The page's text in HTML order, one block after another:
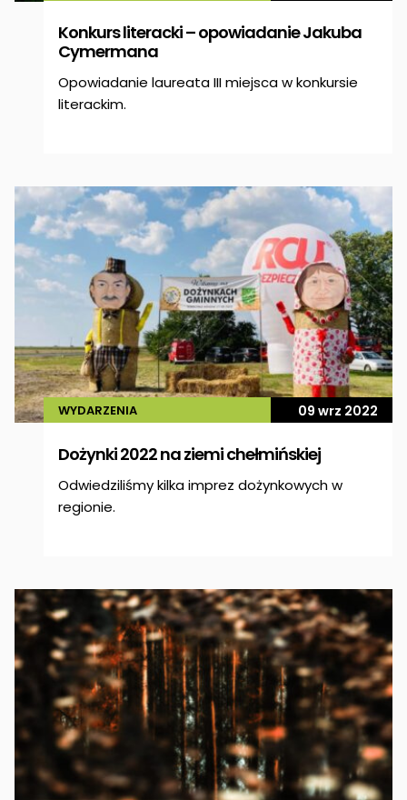
Konkurs literacki – opowiadanie Jakuba
Cymermana
Opowiadanie laureata III miejsca w konkursie
literackim.
WYDARZENIA 09 wrz 2022
Dożynki 2022 na ziemi chełmińskiej
Odwiedziliśmy kilka imprez dożynkowych w
regionie.